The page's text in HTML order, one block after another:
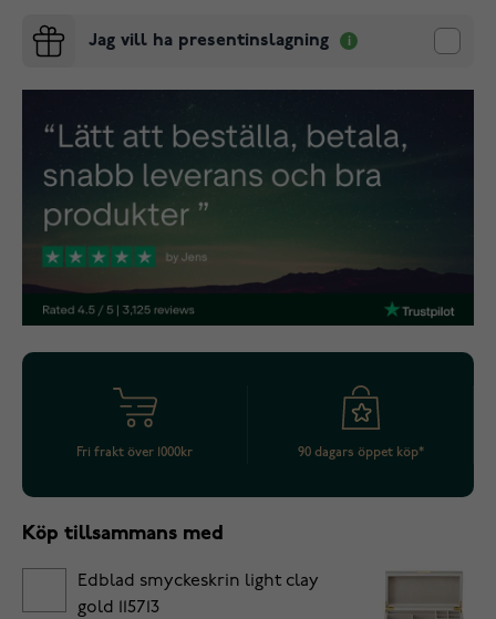
Jag vill ha presentinslagning
Fri frakt över 1000kr 90 dagars öppet köp*
Köp tillsammans med
Edblad smyckeskrin light clay
gold 115713